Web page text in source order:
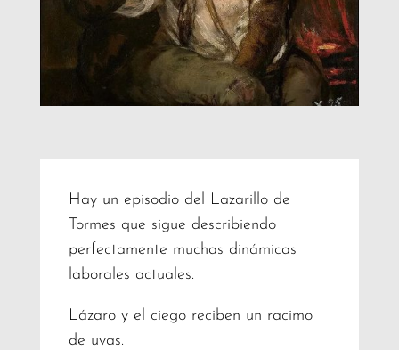
Hay un episodio del Lazarillo de
Tormes que sigue describiendo
perfectamente muchas dinámicas
laborales actuales.
Lázaro y el ciego reciben un racimo
de uvas.